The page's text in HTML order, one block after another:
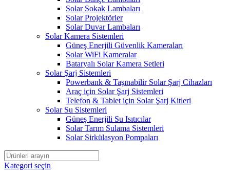
Solar Sokak Lambaları
Solar Projektörler
Solar Duvar Lambaları
Solar Kamera Sistemleri
Güneş Enerjili Güvenlik Kameraları
Solar WiFi Kameralar
Bataryalı Solar Kamera Setleri
Solar Şarj Sistemleri
Powerbank & Taşınabilir Solar Şarj Cihazları
Araç için Solar Şarj Sistemleri
Telefon & Tablet için Solar Şarj Kitleri
Solar Su Sistemleri
Güneş Enerjili Su Isıtıcılar
Solar Tarım Sulama Sistemleri
Solar Sirkülasyon Pompaları
Kategori seçin